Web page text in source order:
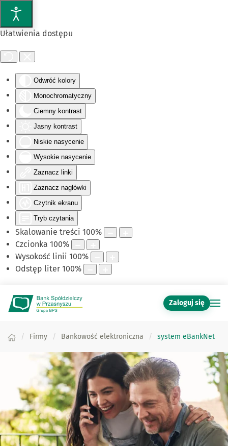
Ułatwienia dostępu
Odwróć kolory
Monochromatyczny
Ciemny kontrast
Jasny kontrast
Niskie nasycenie
Wysokie nasycenie
Zaznacz linki
Zaznacz nagłówki
Czytnik ekranu
Tryb czytania
Skalowanie treści 100%
Czcionka 100%
Wysokość linii 100%
Odstęp liter 100%
Przejdź do głównej treści
Zaloguj się
Firmy Bankowość elektroniczna system eBankNet